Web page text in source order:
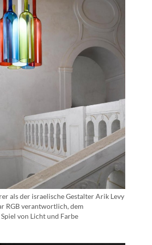
als der israelische Gestalter Arik Levy
RGB verantwortlich, dem
von Licht und Farbe